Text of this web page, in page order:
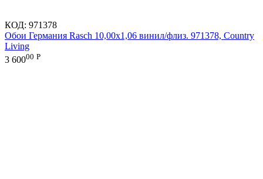
КОД: 971378
Обои Германия Rasch 10,00x1,06 винил/флиз. 971378, Country
Living
3 60000 Р